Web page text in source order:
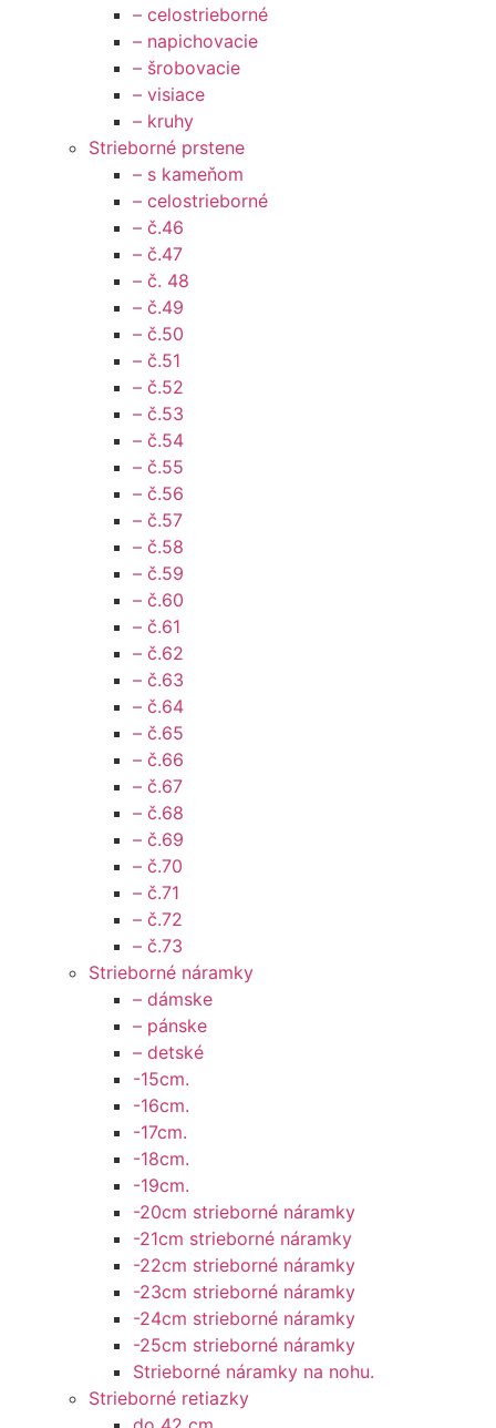
– celostrieborné
– napichovacie
– šrobovacie
– visiace
– kruhy
Strieborné prstene
– s kameňom
– celostrieborné
– č.46
– č.47
– č. 48
– č.49
– č.50
– č.51
– č.52
– č.53
– č.54
– č.55
– č.56
– č.57
– č.58
– č.59
– č.60
– č.61
– č.62
– č.63
– č.64
– č.65
– č.66
– č.67
– č.68
– č.69
– č.70
– č.71
– č.72
– č.73
Strieborné náramky
– dámske
– pánske
– detské
-15cm.
-16cm.
-17cm.
-18cm.
-19cm.
-20cm strieborné náramky
-21cm strieborné náramky
-22cm strieborné náramky
-23cm strieborné náramky
-24cm strieborné náramky
-25cm strieborné náramky
Strieborné náramky na nohu.
Strieborné retiazky